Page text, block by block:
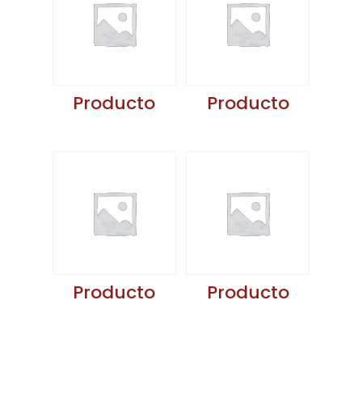
Producto Producto
Producto Producto